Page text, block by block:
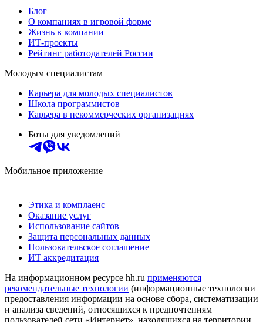
Блог
О компаниях в игровой форме
Жизнь в компании
ИТ-проекты
Рейтинг работодателей России
Молодым специалистам
Карьера для молодых специалистов
Школа программистов
Карьера в некоммерческих организациях
Боты для уведомлений
Мобильное приложение
Этика и комплаенс
Оказание услуг
Использование сайтов
Защита персональных данных
Пользовательское соглашение
ИТ аккредитация
На информационном ресурсе hh.ru применяются
рекомендательные технологии (информационные технологии
предоставления информации на основе сбора, систематизации
и анализа сведений, относящихся к предпочтениям